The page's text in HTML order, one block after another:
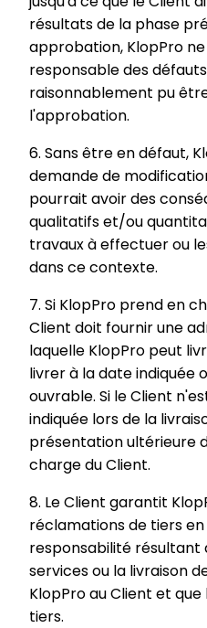
résultats de la phase
approbation, KlopPro
responsable des
raisonnablement pu
l'approbation.
6. Sans être en défaut,
demande de
pourrait avoir des
qualitatifs et/ou
travaux à effectuer ou
dans ce contexte.
7. Si KlopPro prend en
Client doit fournir une
laquelle KlopPro peut
livrer à la date indiquée
ouvrable. Si le Client
indiquée lors de la
présentation ultérieure
charge du Client.
8. Le Client garantit
réclamations de tiers
responsabilité résultant
services ou la livraison
KlopPro au Client et
tiers.